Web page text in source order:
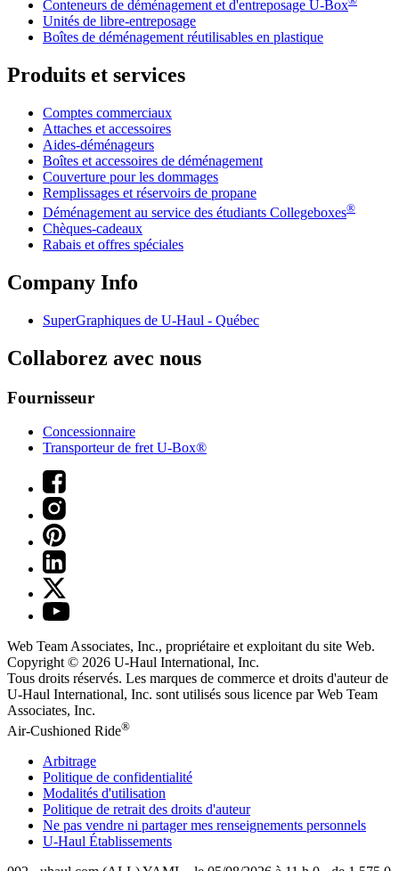
Conteneurs de déménagement et d'entreposage U-Box
Unités de libre-entreposage
Boîtes de déménagement réutilisables en plastique
Produits et services
Comptes commerciaux
Attaches et accessoires
Aides-déménageurs
Boîtes et accessoires de déménagement
Couverture pour les dommages
Remplissages et réservoirs de propane
Déménagement au service des étudiants Collegeboxes®
Chèques-cadeaux
Rabais et offres spéciales
Company Info
SuperGraphiques de U-Haul - Québec
Collaborez avec nous
Fournisseur
Concessionnaire
Transporteur de fret U-Box®
Web Team Associates, Inc., propriétaire et exploitant du site Web.
Copyright © 2026 U-Haul International, Inc.
Tous droits réservés. Les marques de commerce et droits d'auteur de
U-Haul International, Inc. sont utilisés sous licence par Web Team
Associates, Inc.
Air-Cushioned Ride®
Arbitrage
Politique de confidentialité
Modalités d'utilisation
Politique de retrait des droits d'auteur
Ne pas vendre ni partager mes renseignements personnels
U-Haul Établissements